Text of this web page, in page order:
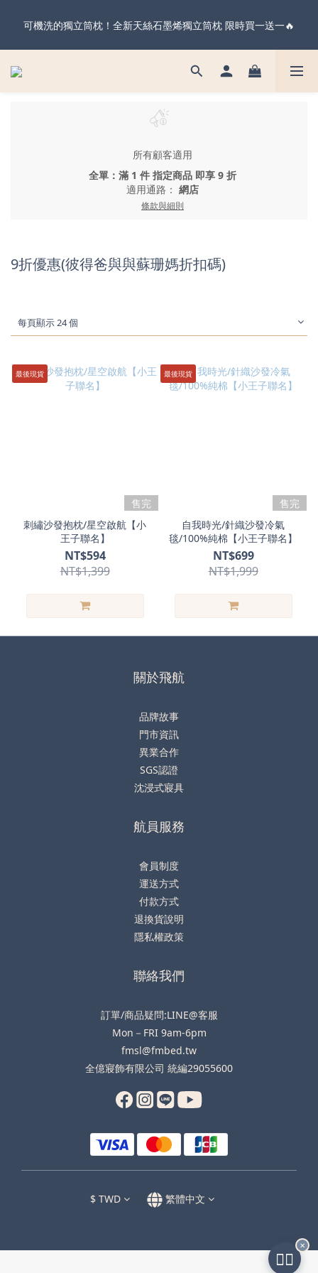
下單 父親節前到貨 ✨
可機洗的獨立筒枕！全新天絲石墨烯獨立筒枕 限時買一送一🔥
暖心父親節・天絲全系列＆純棉雙層紗 不限金額 享 88 折！現在
所有顧客適用
全單：滿 1 件 指定商品 即享 9 折
適用通路： 網店
條款與細則
9折優惠(彼得爸與與蘇珊媽折扣碼)
每頁顯示 24 個
最後現貨
售完
刺繡沙發抱枕/星空啟航【小
王子聯名】
NT$594
NT$1,399
最後現貨
售完
自我時光/針織沙發冷氣
毯/100%純棉【小王子聯名】
NT$699
NT$1,999
關於飛航
品牌故事
門市資訊
異業合作
SGS認證
沈浸式寢具
航員服務
會員制度
運送方式
付款方式
退換貨說明
隱私權政策
聯絡我們
訂單/商品疑問:LINE@客服
Mon－FRI 9am-6pm
fmsl@fmbed.tw
全億寢飾有限公司 統編29055600
$ TWD 繁體中文
🧑‍✈️
✕